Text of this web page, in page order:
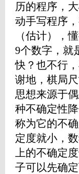
历的程序，
动手写程序
（估计），
9个数字，就
快？也不行
谢地，棋局
思想来源于
种不确定性
称为它的不
定度就小，
上的不确定
子可以先确